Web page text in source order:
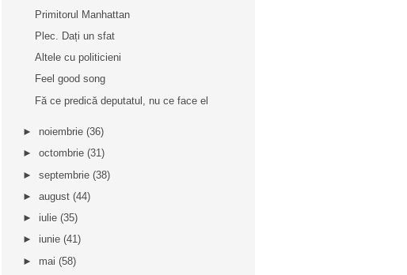
Primitorul Manhattan
Plec. Dați un sfat
Altele cu politicieni
Feel good song
Fă ce predică deputatul, nu ce face el
► noiembrie (36)
► octombrie (31)
► septembrie (38)
► august (44)
► iulie (35)
► iunie (41)
► mai (58)